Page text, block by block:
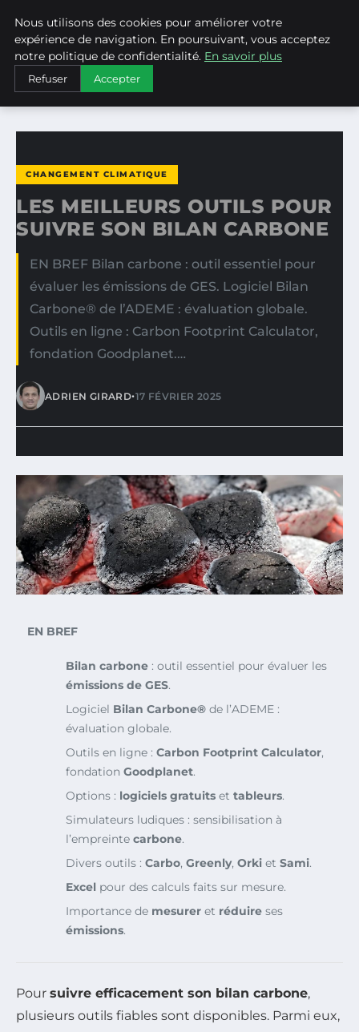
WEARECLIMATECONTROL
ACCUEIL
CHANGEMENT CLIMATIQUE
LES MEILLEURS OUTILS POUR SUIVRE SON BILAN CARBONE
CHANGEMENT CLIMATIQUE
LES MEILLEURS OUTILS POUR
SUIVRE SON BILAN CARBONE
EN BREF Bilan carbone : outil essentiel pour
évaluer les émissions de GES. Logiciel Bilan
Carbone® de l’ADEME : évaluation globale.
Outils en ligne : Carbon Footprint Calculator,
fondation Goodplanet.…
ADRIEN GIRARD•17 FÉVRIER 2025
EN BREF
Bilan carbone : outil essentiel pour évaluer les
émissions de GES.
Logiciel Bilan Carbone® de l’ADEME :
évaluation globale.
Outils en ligne : Carbon Footprint Calculator,
fondation Goodplanet.
Options : logiciels gratuits et tableurs.
Simulateurs ludiques : sensibilisation à
l’empreinte carbone.
Divers outils : Carbo, Greenly, Orki et Sami.
Excel pour des calculs faits sur mesure.
Importance de mesurer et réduire ses
émissions.
Pour suivre efficacement son bilan carbone,
plusieurs outils fiables sont disponibles. Parmi eux,
Nous utilisons des cookies pour améliorer votre
expérience de navigation. En poursuivant, vous acceptez
notre politique de confidentialité. En savoir plus
Refuser Accepter